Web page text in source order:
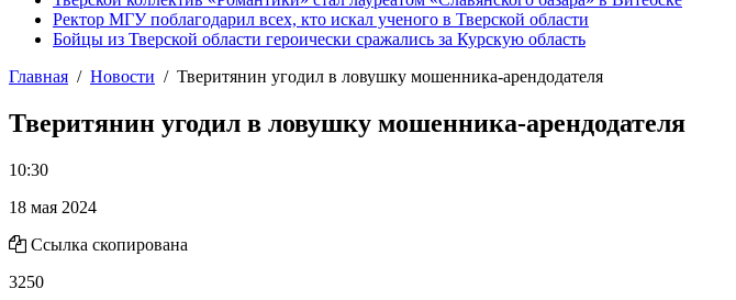
Ректор МГУ поблагодарил всех, кто искал ученого в Тверской области
Бойцы из Тверской области героически сражались за Курскую область
Главная
Новости Тверитянин угодил в ловушку мошенника-арендодателя
Тверитянин угодил в ловушку мошенника-арендодателя
10:30
18 мая 2024
Ссылка скопирована
3250